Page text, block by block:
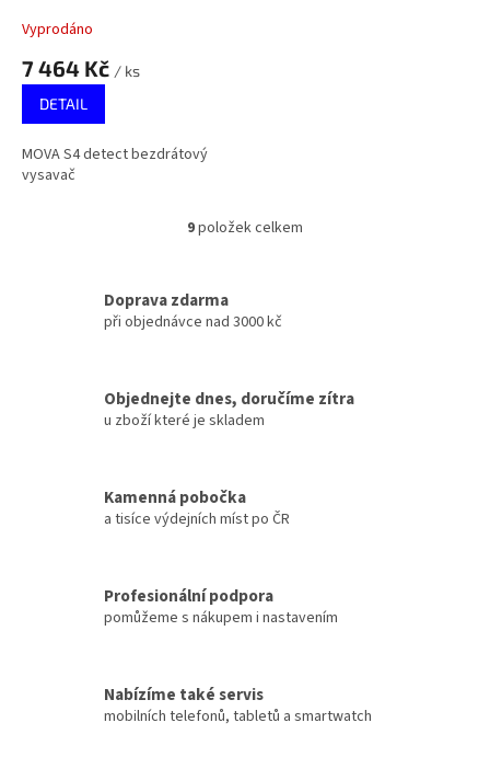
Vyprodáno
7 464 Kč / ks
DETAIL
MOVA S4 detect bezdrátový
vysavač
O
d
p
r
v
ý
s
u
9položek celkem
Doprava zdarma
při objednávce nad 3000 kč
Objednejte dnes, doručíme zítra
u zboží které je skladem
Kamenná pobočka
a tisíce výdejních míst po ČR
Profesionální podpora
pomůžeme s nákupem i nastavením
Nabízíme také servis
mobilních telefonů, tabletů a smartwatch